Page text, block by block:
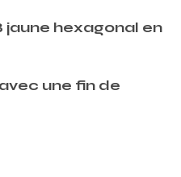
jaune hexagonal en
une fin de